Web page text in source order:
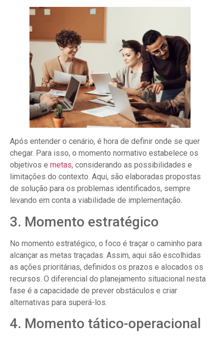
Após entender o cenário, é hora de definir onde se quer
chegar. Para isso, o momento normativo estabelece os
objetivos e metas, considerando as possibilidades e
limitações do contexto. Aqui, são elaboradas propostas
de solução para os problemas identificados, sempre
levando em conta a viabilidade de implementação.
3. Momento estratégico
No momento estratégico, o foco é traçar o caminho para
alcançar as metas traçadas. Assim, aqui são escolhidas
as ações prioritárias, definidos os prazos e alocados os
recursos. O diferencial do planejamento situacional nesta
fase é a capacidade de prever obstáculos e criar
alternativas para superá-los.
4. Momento tático-operacional